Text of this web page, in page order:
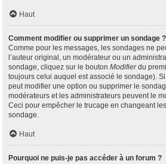
Haut
Comment modifier ou supprimer un sondage ?
Comme pour les messages, les sondages ne
l’auteur original, un modérateur ou un
sondage, cliquez sur le bouton Modifierdu
toujours celui auquel est associé le sondage). Si
peut modifier une option ou supprimer le
modérateurs et les administrateurs peuvent le
Ceci pour empêcher le trucage en changeant
sondage.
Haut
Pourquoi ne puis-je pas accéder à un forum ?